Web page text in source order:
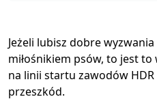
Jeżeli lubisz dobre
miłośnikiem psów, to jest
na linii startu zawodów HDR
przeszkód.